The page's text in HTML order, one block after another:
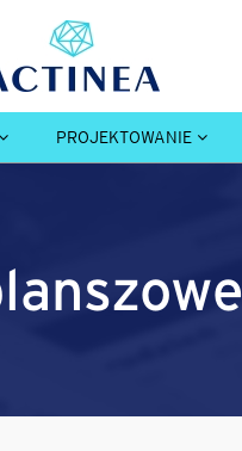
PROJEKTOWANIE